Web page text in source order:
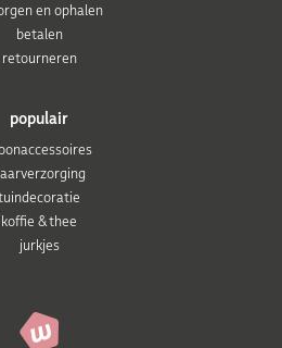
populair
koffie & thee
jurkjes
en ophalen
betalen
retourneren